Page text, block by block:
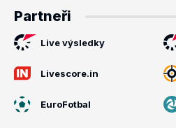
Partneři
Live výsledky
Livescore.in
EuroFotbal